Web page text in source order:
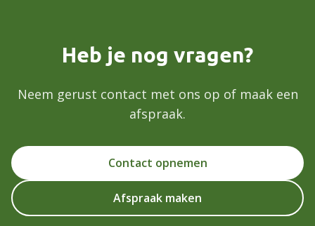
Heb je nog vragen?
Neem gerust contact met ons op of maak een
afspraak.
Contact opnemen
Afspraak maken